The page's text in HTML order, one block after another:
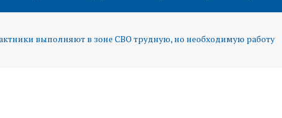
выполняют в зоне СВО трудную, но необходимую работу